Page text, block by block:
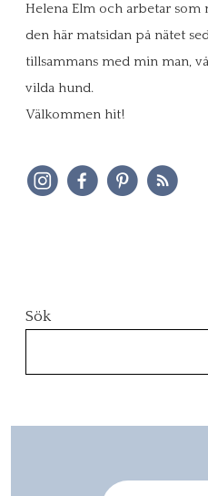
Helena Elm och arbetar
den här matsidan på nätet
tillsammans med min man,
vilda hund.
Välkommen hit!
Sök